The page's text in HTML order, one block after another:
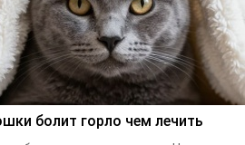
болит горло чем лечить